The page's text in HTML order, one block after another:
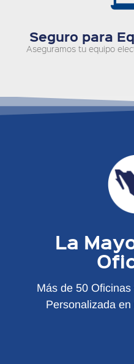
Seguro para
Aseguramos tu equipo
La
Más de 50
Personalizada